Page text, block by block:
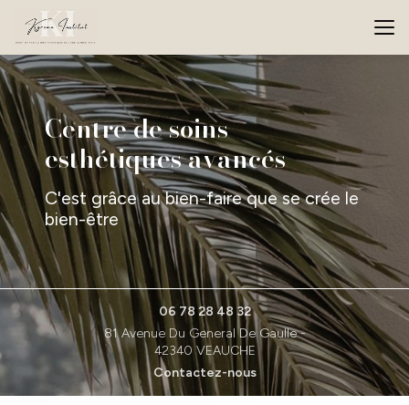
contenu
principal
Centre de soins
esthétiques avancés
C'est grâce au bien-faire que se crée le
bien-être
06 78 28 48 32
81 Avenue Du General De Gaulle -
42340 VEAUCHE
Contactez-nous